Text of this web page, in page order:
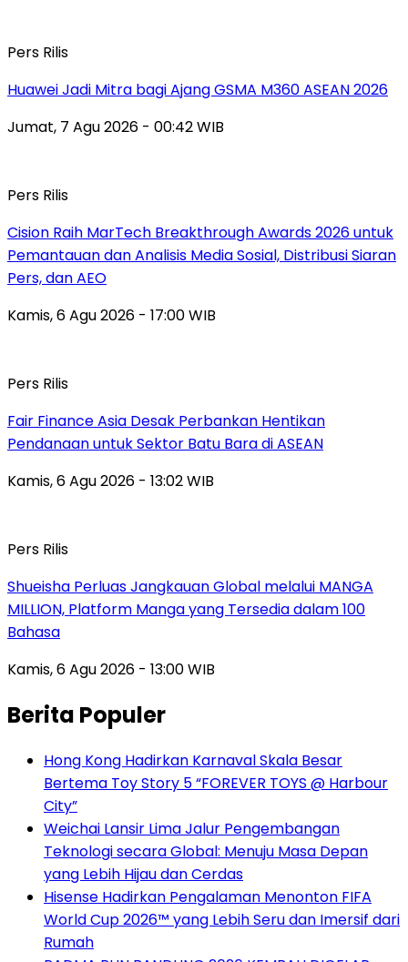
Pers Rilis
Huawei Jadi Mitra bagi Ajang GSMA M360 ASEAN 2026
Jumat, 7 Agu 2026 - 00:42 WIB
Pers Rilis
Cision Raih MarTech Breakthrough Awards 2026 untuk
Pemantauan dan Analisis Media Sosial, Distribusi Siaran
Pers, dan AEO
Kamis, 6 Agu 2026 - 17:00 WIB
Pers Rilis
Fair Finance Asia Desak Perbankan Hentikan
Pendanaan untuk Sektor Batu Bara di ASEAN
Kamis, 6 Agu 2026 - 13:02 WIB
Pers Rilis
Shueisha Perluas Jangkauan Global melalui MANGA
MILLION, Platform Manga yang Tersedia dalam 100
Bahasa
Kamis, 6 Agu 2026 - 13:00 WIB
Berita Populer
Hong Kong Hadirkan Karnaval Skala Besar
Bertema Toy Story 5 “FOREVER TOYS @ Harbour
City”
Weichai Lansir Lima Jalur Pengembangan
Teknologi secara Global: Menuju Masa Depan
yang Lebih Hijau dan Cerdas
Hisense Hadirkan Pengalaman Menonton FIFA
World Cup 2026™ yang Lebih Seru dan Imersif dari
Rumah